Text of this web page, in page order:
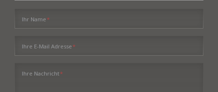
Pflichtfeld
Ihr Name*
Pflichtfeld
Ihre E-Mail Adresse*
Pflichtfeld
Ihre Nachricht*